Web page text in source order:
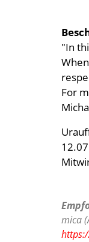
"In
For
mica